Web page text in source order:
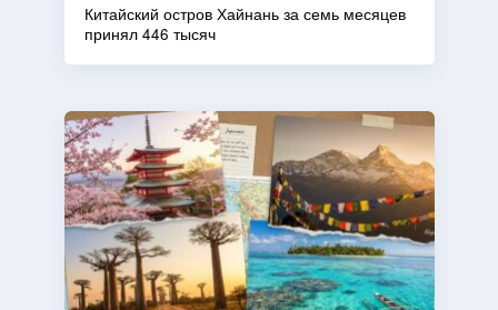
Китайский остров Хайнань за семь месяцев
принял 446 тысяч